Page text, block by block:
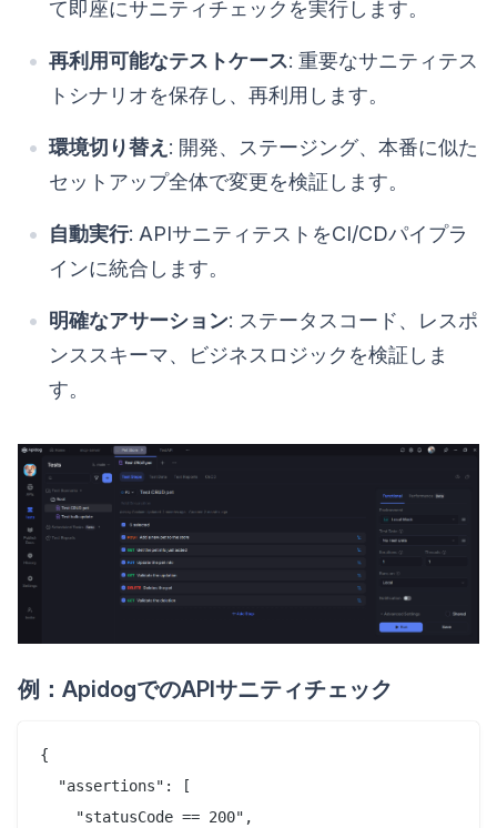
て即座にサニティチェックを実行します。
再利用可能なテストケース: 重要なサニティテス
トシナリオを保存し、再利用します。
環境切り替え : 開発、ステージング、本番に似た
セットアップ全体で変更を検証します。
自動実行: APIサニティテストをCI/CDパイプラ
インに統合します。
明確なアサーション: ステータスコード、レスポ
ンススキーマ、ビジネスロジックを検証しま
す。
例：ApidogでのAPIサニティチェック
{
  "assertions": [
    "statusCode == 200",